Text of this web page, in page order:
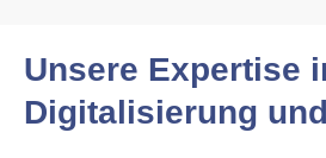
Unsere Expertise
Digitalisierung